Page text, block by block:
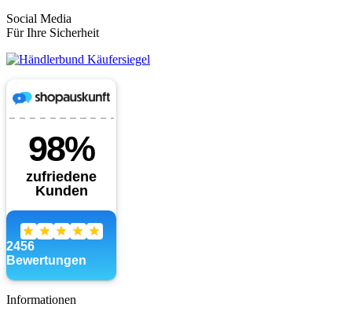
Social Media
Für Ihre Sicherheit
Informationen